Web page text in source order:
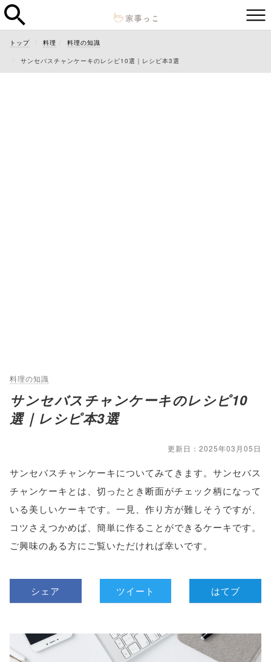
トップ 料理 料理の知識
サンセバスチャンケーキのレシピ10選｜レシピ本3選
料理の知識
サンセバスチャンケーキのレシピ10
選｜レシピ本3選
更新日：2025年03月05日
サンセバスチャンケーキについてみてきます。サンセバス
チャンケーキとは、切ったとき断面がチェック柄になって
いる美しいケーキです。一見、作り方が難しそうですが、
コツさえつかめば、簡単に作ることができるケーキです。
ご興味のある方にご覧いただければ幸いです。
シェア ツイート はてブ